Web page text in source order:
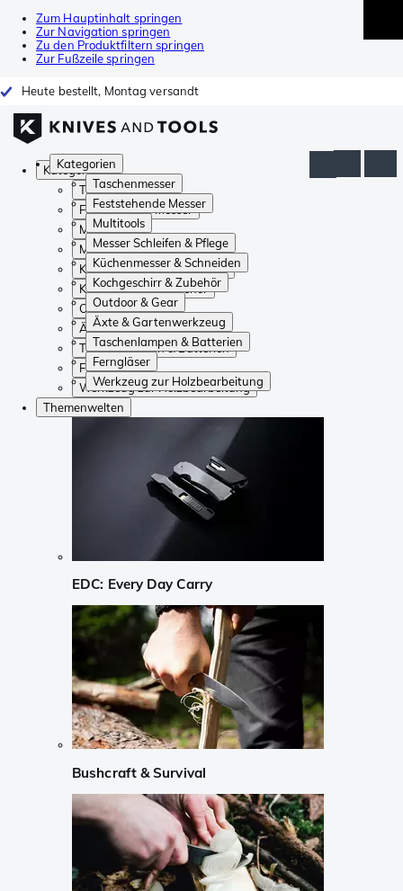
Zum Hauptinhalt springen
Zur Navigation springen
Zu den Produktfiltern springen
Zur Fußzeile springen
Heute bestellt, Montag versandt
Kategorien
Taschenmesser
Feststehende Messer
Multitools
Messer Schleifen & Pflege
Küchenmesser & Schneiden
Kochgeschirr & Zubehör
Outdoor & Gear
Äxte & Gartenwerkzeug
Taschenlampen & Batterien
Ferngläser
Werkzeug zur Holzbearbeitung
Kategorien
Taschenmesser
Feststehende Messer
Multitools
Messer Schleifen & Pflege
Küchenmesser & Schneiden
Kochgeschirr & Zubehör
Outdoor & Gear
Äxte & Gartenwerkzeug
Taschenlampen & Batterien
Ferngläser
Werkzeug zur Holzbearbeitung
Themenwelten
EDC: Every Day Carry
Bushcraft & Survival